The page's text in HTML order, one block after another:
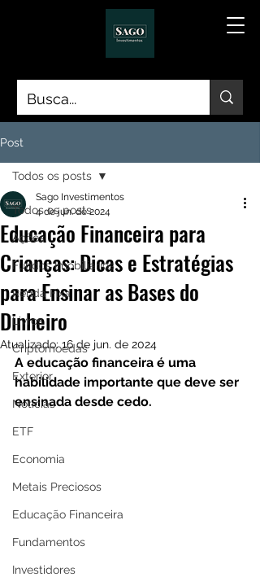
Post
Todos os posts
Ações
Fundos Imobiliários
Renda Fixa
Livros
Criptomoedas
Exterior
Notícias
ETF
Economia
Metais Preciosos
Educação Financeira
Fundamentos
Investidores
Todos os posts
Educação Financeira para
Crianças: Dicas e Estratégias
para Ensinar as Bases do
Dinheiro
Sago Investimentos
4 de jun. de 2024
Atualizado:16 de jun. de 2024
A educação financeira é uma
habilidade importante que deve ser
ensinada desde cedo.